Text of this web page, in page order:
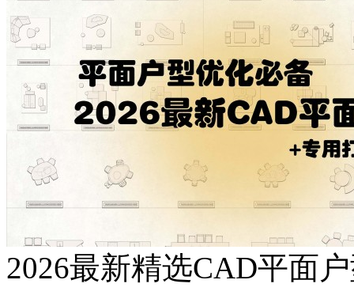
2026最新精选CAD平面